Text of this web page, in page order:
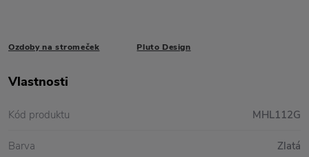
Ozdoby na stromeček Pluto Design
Vlastnosti
Kód produktu MHL112G
Barva Zlatá